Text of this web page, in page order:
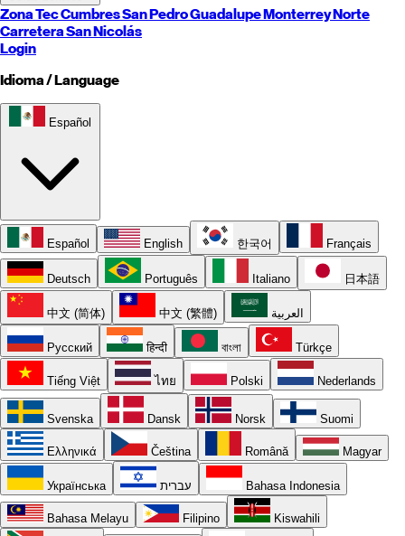
Zona TecCumbresSan PedroGuadalupeMonterreyNorte
CarreteraSan Nicolás
Login
Idioma / Language
Español
Español English 한국어 Français
Deutsch Português Italiano 日本語
中文 (简体) 中文 (繁體) العربية
Русский हिन्दी বাংলা Türkçe
Tiếng Việt ไทย Polski Nederlands
Svenska Dansk Norsk Suomi
Ελληνικά Čeština Română Magyar
Українська עברית Bahasa Indonesia
Bahasa Melayu Filipino Kiswahili